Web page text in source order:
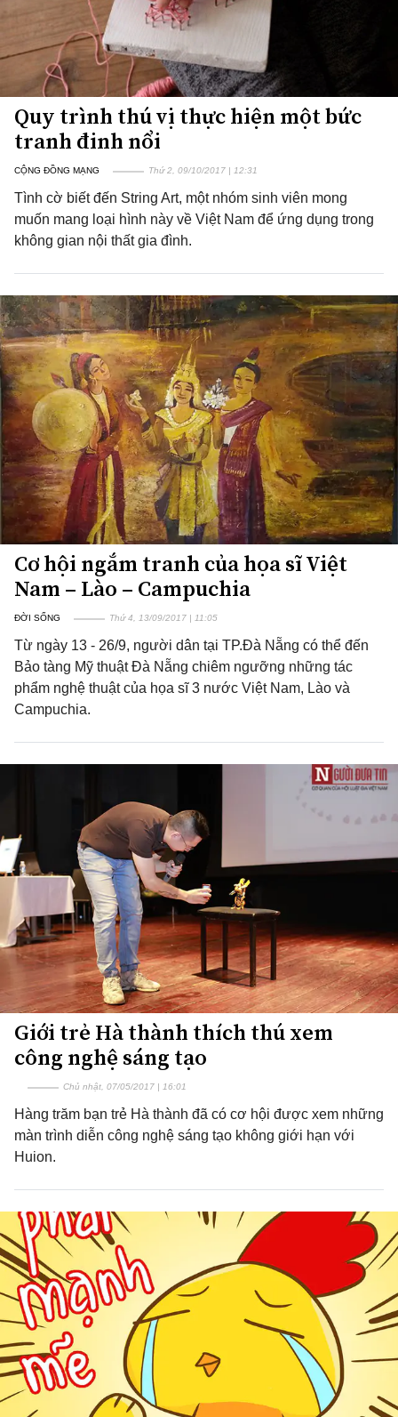
Quy trình thú vị thực hiện một bức
tranh đinh nổi
CỘNG ĐỒNG MẠNG Thứ 2, 09/10/2017 | 12:31
Tình cờ biết đến String Art, một nhóm sinh viên mong
muốn mang loại hình này về Việt Nam để ứng dụng trong
không gian nội thất gia đình.
Cơ hội ngắm tranh của họa sĩ Việt
Nam – Lào – Campuchia
ĐỜI SỐNG Thứ 4, 13/09/2017 | 11:05
Từ ngày 13 - 26/9, người dân tại TP.Đà Nẵng có thể đến
Bảo tàng Mỹ thuật Đà Nẵng chiêm ngưỡng những tác
phẩm nghệ thuật của họa sĩ 3 nước Việt Nam, Lào và
Campuchia.
Giới trẻ Hà thành thích thú xem
công nghệ sáng tạo
Chủ nhật, 07/05/2017 | 16:01
Hàng trăm bạn trẻ Hà thành đã có cơ hội được xem những
màn trình diễn công nghệ sáng tạo không giới hạn với
Huion.